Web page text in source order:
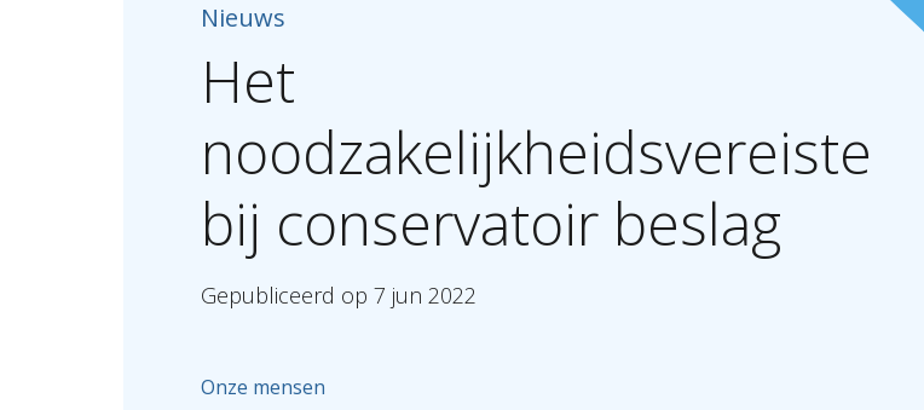
Nieuws
Het
noodzakelijkheidsvereiste
bij conservatoir beslag
Gepubliceerd op 7 jun 2022
Onze mensen